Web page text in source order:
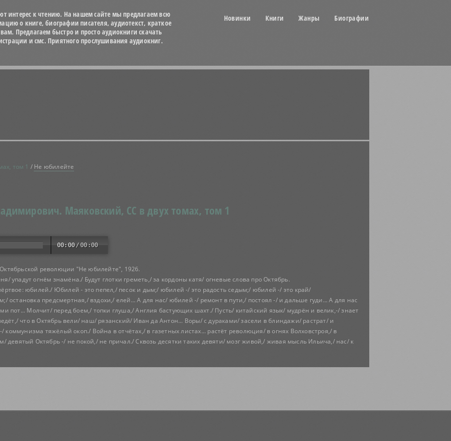
интерес к чтению. На нашем сайте мы предлагаем всю
о книге, биографии писателя, аудиотекст, краткое
Предлагаем быстро и просто аудиокниги скачать
и смс. Приятного прослушивания аудиокниг.
Новинки Книги Жанры Биографии
том 1 / Не юбилейте
Маяковский, СС в двух томах, том 1
00:00 /00:00
революции "Не юбилейте", 1926.
упадут огнём знамёна./ Будут глотки греметь,/ за кордоны катя/ огневые слова про Октябрь.
юбилей./ Юбилей - это пепел,/ песок и дым;/ юбилей -/ это радость седым;/ юбилей -/ это край/
остановка предсмертная,/ вздохи,/ елей... А для нас/ юбилей -/ ремонт в пути,/ постоял -/ и дальше гуди... А для нас
пот... Молчит/ перед боем,/ топки глуша,/ Англия бастующих шахт./ Пусть/ китайский язык/ мудрён и велик,-/ знает
что в Октябрь вели/ наш/ рязанский/ Иван да Антон... Воры/ с дураками/ засели в блиндажи/ растрат/ и
коммунизма тяжёлый окоп./ Война в отчётах,/ в газетных листах... растёт революция/ в огнях Волховстроя,/ в
девятый Октябрь -/ не покой,/ не причал./ Сквозь десятки таких девяти/ мозг живой,/ живая мысль Ильича,/ нас/ к